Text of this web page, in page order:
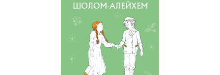
Енциклопедії, довідники, словники (55)
Подарункові сертифікати (1)